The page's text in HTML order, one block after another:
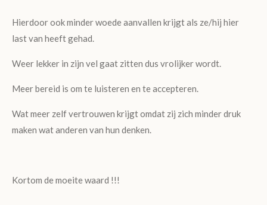
Hierdoor ook minder woede aanvallen krijgt als ze/hij hier
last van heeft gehad.
Weer lekker in zijn vel gaat zitten dus vrolijker wordt.
Meer bereid is om te luisteren en te accepteren.
Wat meer zelf vertrouwen krijgt omdat zij zich minder druk
maken wat anderen van hun denken.
Kortom de moeite waard !!!